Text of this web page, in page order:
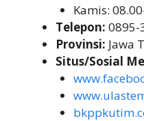
Kamis:
Telepon: 0895-
Provinsi: Jawa
Situs/Sosial